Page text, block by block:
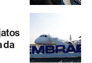
da